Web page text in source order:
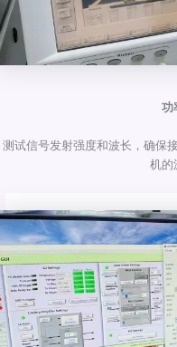
功
测试信号发射强度和波长，确保
机的